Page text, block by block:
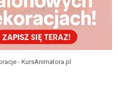
- KursAnimatora.pl